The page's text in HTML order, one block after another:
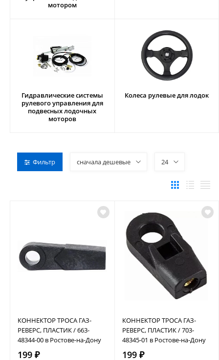
мотором
Гидравлические системы
рулевого управления для
подвесных лодочных
моторов
Колеса рулевые для лодок
Фильтр сначала дешевые 24
КОННЕКТОР ТРОСА ГАЗ-
РЕВЕРС, ПЛАСТИК / 663-
48344-00 в Ростове-на-Дону
199 ₽
КОННЕКТОР ТРОСА ГАЗ-
РЕВЕРС, ПЛАСТИК / 703-
48345-01 в Ростове-на-Дону
199 ₽